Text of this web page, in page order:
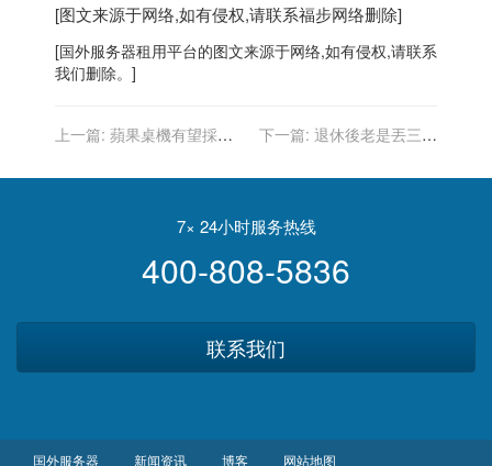
[图文来源于网络,如有侵权,请联系福步网络删除]
[国外服务器租用平台的图文来源于网络,如有侵权,请联系
我们删除。]
上一篇: 蘋果桌機有望採臉
Face ID
下一篇: 退休後老是丟三落
嗎？
7× 24小时服务热线
400-808-5836
联系我们
国外服务器 新闻资讯 博客 网站地图